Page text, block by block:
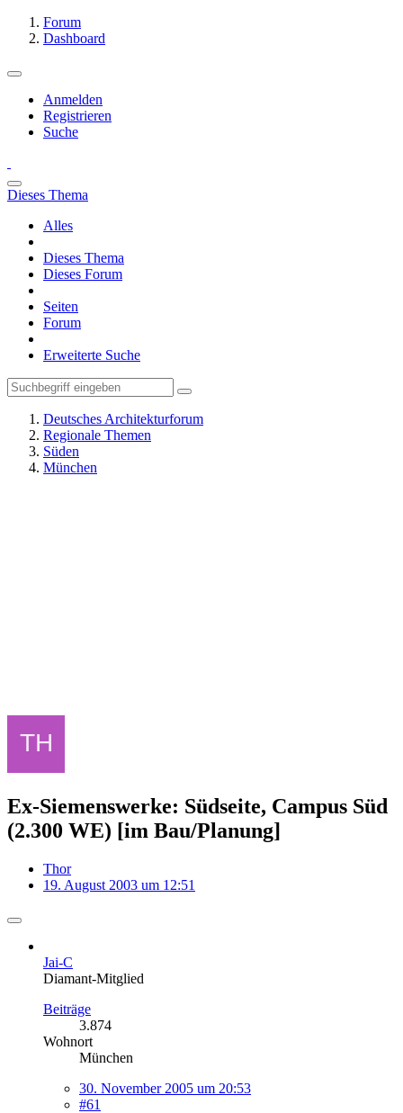
Forum
Dashboard
Anmelden
Registrieren
Suche
Dieses Thema
Alles
Dieses Thema
Dieses Forum
Seiten
Forum
Erweiterte Suche
Deutsches Architekturforum
Regionale Themen
Süden
München
Ex-Siemenswerke: Südseite, Campus Süd
(2.300 WE) [im Bau/Planung]
Thor
19. August 2003 um 12:51
Jai-C
Diamant-Mitglied
Beiträge
3.874
Wohnort
München
30. November 2005 um 20:53
#61